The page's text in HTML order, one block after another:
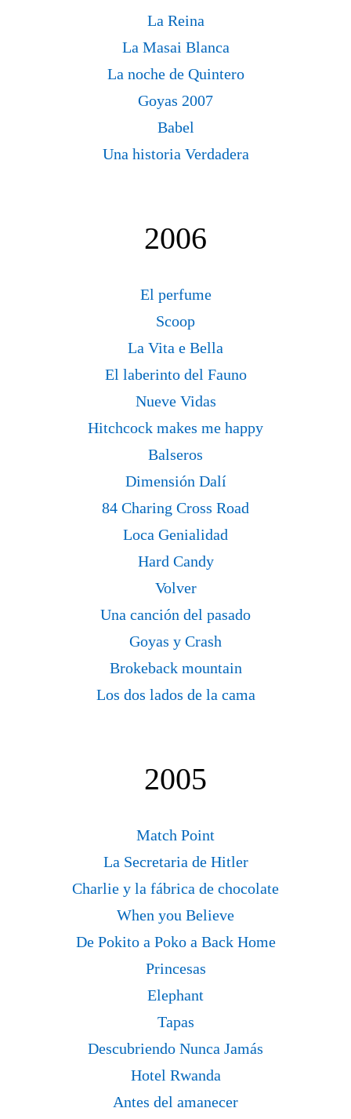
La Reina
La Masai Blanca
La noche de Quintero
Goyas 2007
Babel
Una historia Verdadera
2006
El perfume
Scoop
La Vita e Bella
El laberinto del Fauno
Nueve Vidas
Hitchcock makes me happy
Balseros
Dimensión Dalí
84 Charing Cross Road
Loca Genialidad
Hard Candy
Volver
Una canción del pasado
Goyas y Crash
Brokeback mountain
Los dos lados de la cama
2005
Match Point
La Secretaria de Hitler
Charlie y la fábrica de chocolate
When you Believe
De Pokito a Poko a Back Home
Princesas
Elephant
Tapas
Descubriendo Nunca Jamás
Hotel Rwanda
Antes del amanecer